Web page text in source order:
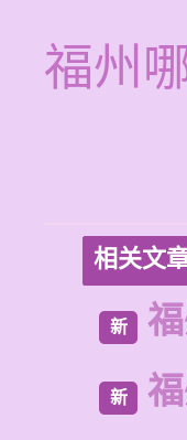
福州
相关文
新
新